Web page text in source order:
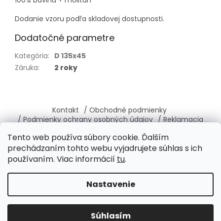
Tento web používa súbory cookie. Ďalším
prechádzaním tohto webu vyjadrujete súhlas s ich
používaním. Viac informácií tu.
Nastavenie
Súhlasím
Dodanie vzoru podľa skladovej dostupnosti.
Dodatočné parametre
Kategória: D 135x45
Záruka: 2 roky
p
ä
Kontakt / Obchodné podmienky
/ Podmienky ochrany osobných údajov / Reklamacia
Copyright 2026Brabantia-shop.sk. Všetky práva
vyhradené.